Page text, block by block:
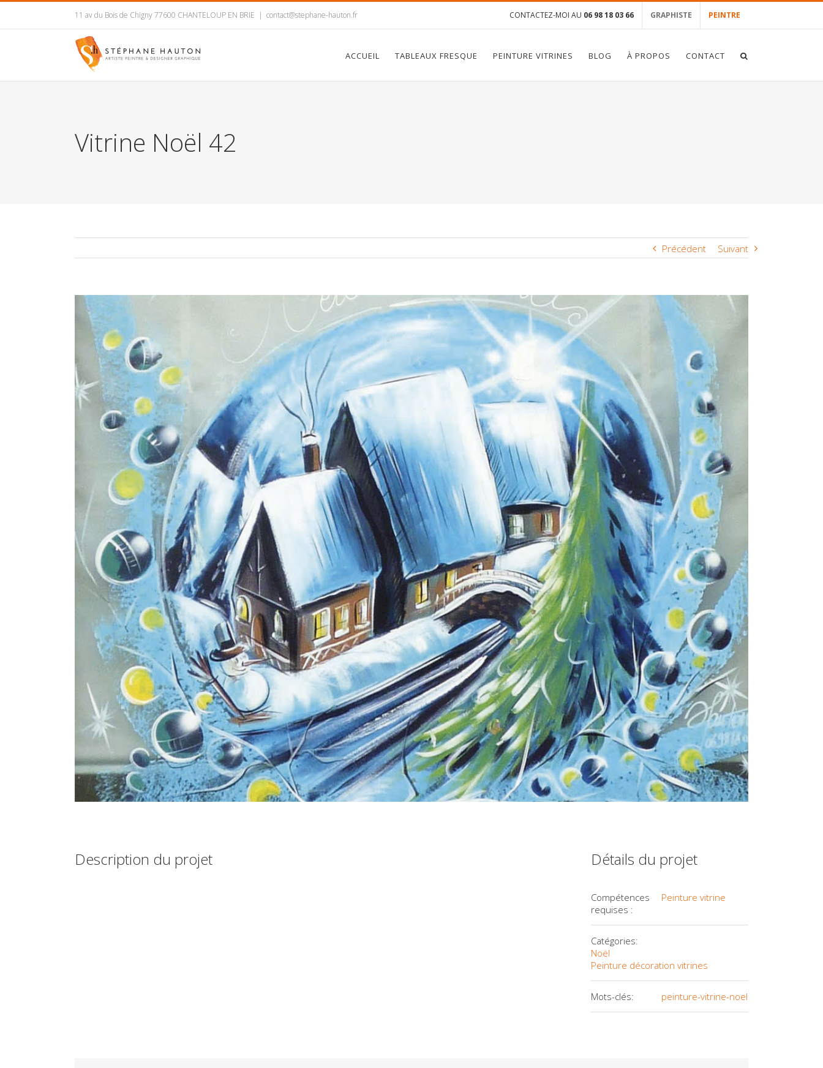
11 av du Bois de Chigny 77600 CHANTELOUP EN BRIE | contact@stephane-hauton.fr CONTACTEZ-MOI AU 06 98 18 03 66 GRAPHISTE PEINTRE
ACCUEIL TABLEAUX FRESQUE PEINTURE VITRINES BLOG À PROPOS CONTACT
Vitrine Noël 42
Précédent Suivant
Description du projet Détails du projet
Compétences
requises :
Peinture vitrine
Catégories:
Noël
Peinture décoration vitrines
Mots-clés: peinture-vitrine-noel